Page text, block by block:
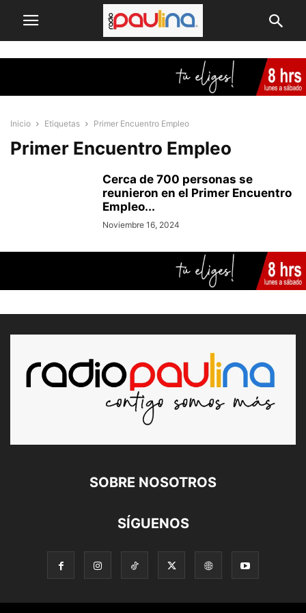
Inicio Etiquetas Primer Encuentro Empleo
Primer Encuentro Empleo
Cerca de 700 personas se
reunieron en el Primer Encuentro
Empleo...
Noviembre 16, 2024
SOBRE NOSOTROS
SÍGUENOS